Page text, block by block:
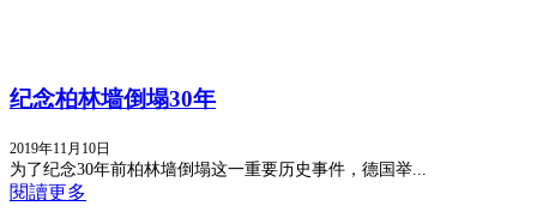
纪念柏林墙倒塌30年
2019年11月10日
为了纪念30年前柏林墙倒塌这一重要历史事件，德国举...
閱讀更多